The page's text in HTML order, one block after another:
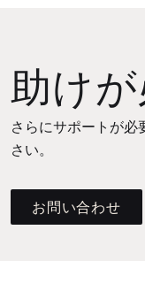
助け
さらにサポートが必
さい。
お問い合わせ